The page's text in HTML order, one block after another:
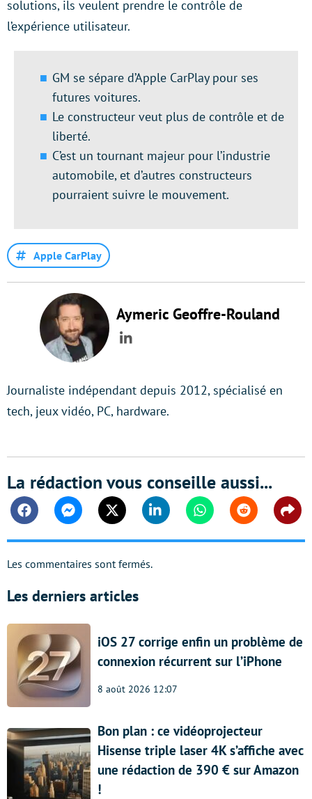
solutions, ils veulent prendre le contrôle de
l’expérience utilisateur.
GM se sépare d’Apple CarPlay pour ses
futures voitures.
Le constructeur veut plus de contrôle et de
liberté.
C’est un tournant majeur pour l’industrie
automobile, et d’autres constructeurs
pourraient suivre le mouvement.
Apple CarPlay
Aymeric Geoffre-Rouland
LinkedIn
Journaliste indépendant depuis 2012, spécialisé en
tech, jeux vidéo, PC, hardware.
La rédaction vous conseille aussi...
FacebookMessengerTwitter Linkedin WhatsappReddit
Les commentaires sont fermés.
Les derniers articles
iOS 27 corrige enfin un problème de
connexion récurrent sur l’iPhone
8 août 2026 12:07
Bon plan : ce vidéoprojecteur
Hisense triple laser 4K s’affiche avec
une rédaction de 390 € sur Amazon
!